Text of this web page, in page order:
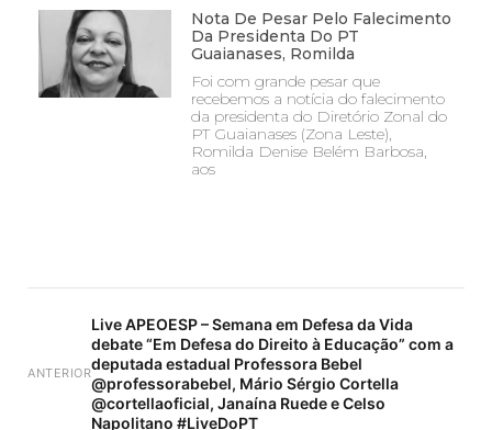
Nota De Pesar Pelo Falecimento
Da Presidenta Do PT
Guaianases, Romilda
Foi com grande pesar que
recebemos a notícia do falecimento
da presidenta do Diretório Zonal do
PT Guaianases (Zona Leste),
Romilda Denise Belém Barbosa,
aos
ANTERIOR
Live APEOESP – Semana em Defesa da Vida
debate “Em Defesa do Direito à Educação” com a
deputada estadual Professora Bebel
@professorabebel, Mário Sérgio Cortella
@cortellaoficial, Janaína Ruede e Celso
Napolitano #LiveDoPT